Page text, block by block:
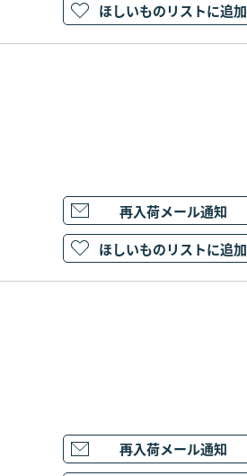
ほしいものリストに追加
再入荷メール通知
ほしいものリストに追加
再入荷メール通知